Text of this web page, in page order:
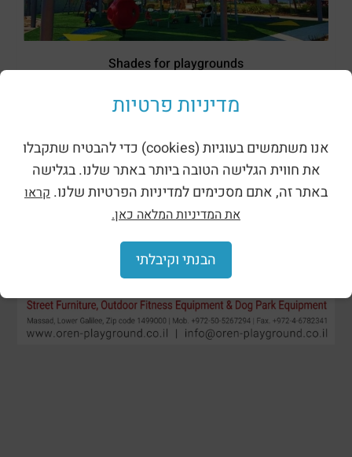
Shades for playgrounds
מדיניות פרטיות
אנו משתמשים בעוגיות (cookies) כדי להבטיח שתקבלו
את חווית הגלישה הטובה ביותר באתר שלנו. בגלישה
באתר זה, אתם מסכימים למדיניות הפרטיות שלנו. קראו
את המדיניות המלאה כאן.
הבנתי וקיבלתי